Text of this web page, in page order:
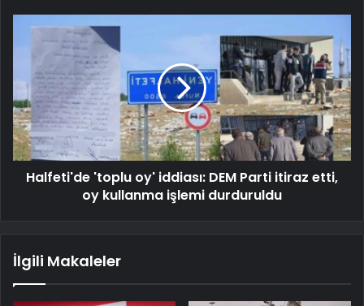
Halfeti'de 'toplu oy' iddiası: DEM Parti itiraz etti,
oy kullanma işlemi durduruldu
İlgili Makaleler